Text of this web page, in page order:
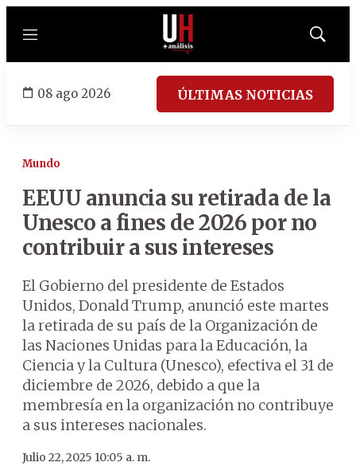
Menú
Mostrar
08 ago 2026 ÚLTIMAS NOTICIAS
Mundo
EEUU anuncia su retirada de la
Unesco a fines de 2026 por no
contribuir a sus intereses
El Gobierno del presidente de Estados
Unidos, Donald Trump, anunció este martes
la retirada de su país de la Organización de
las Naciones Unidas para la Educación, la
Ciencia y la Cultura (Unesco), efectiva el 31 de
diciembre de 2026, debido a que la
membresía en la organización no contribuye
a sus intereses nacionales.
Julio 22, 2025 10:05 a. m.